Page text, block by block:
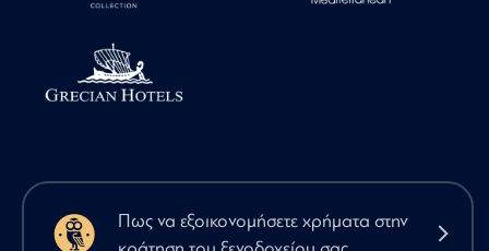
Πως να εξοικονομήσετε χρήματα στην